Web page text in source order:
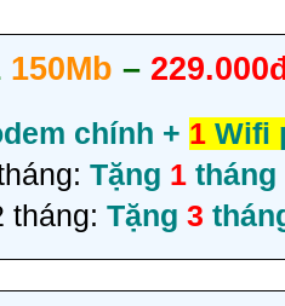
150Mb –
chính + 1 Wifi
Tặng 1 tháng
tháng: Tặng 3